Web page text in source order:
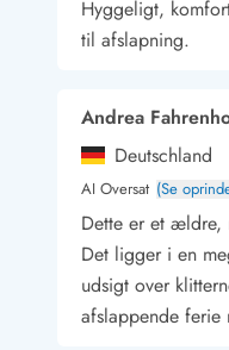
Historiske museer
Kunstmuseer
Kulinariske oplevelser
Sandskulpturfestival
Hold jul i sommerhuset
Vikingetiden i Danmark
Kontakt Bjerregård Kontakt
Kontakt, åbningstider og
Hyggeligt,
til afslapning.
Andrea
Deutschland
AI Oversat (Se
Dette er et ældre,
Det ligger i en
udsigt over
afslappende ferie